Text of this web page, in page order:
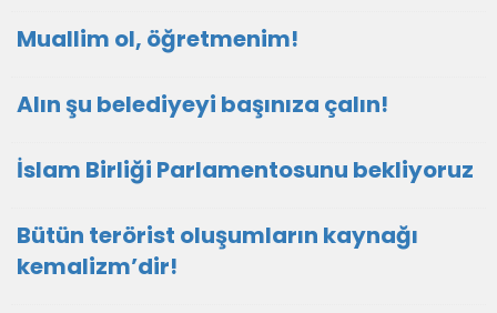
Muallim ol, öğretmenim!
Alın şu belediyeyi başınıza çalın!
İslam Birliği Parlamentosunu bekliyoruz
Bütün terörist oluşumların kaynağı
kemalizm’dir!